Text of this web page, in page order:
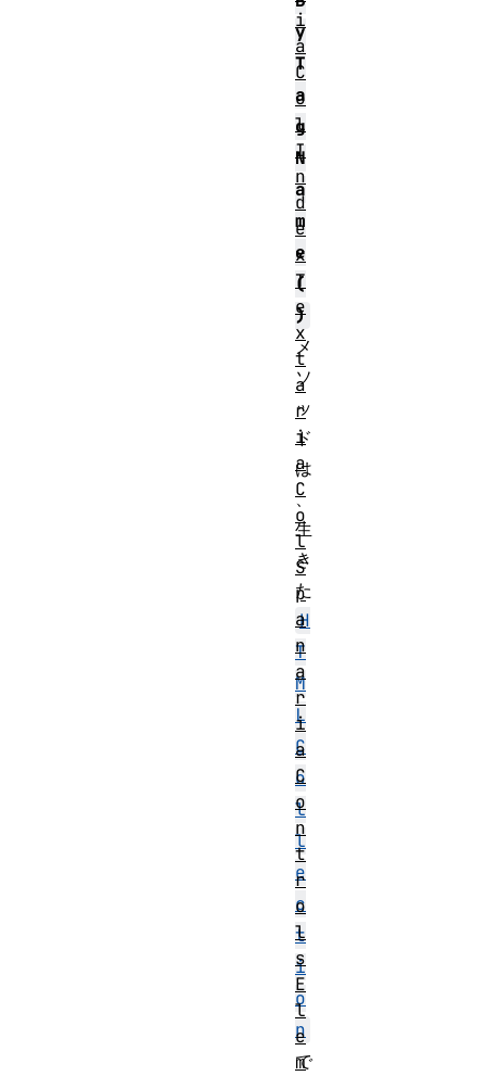
y
T
a
g
N
a
m
e
(
)
メ
ソ
ッ
ド
は
、
生
き
た
H
T
M
L
C
o
l
l
e
c
t
i
o
n
で
i
a
C
o
l
I
n
d
e
x
T
e
x
t
a
r
i
a
C
o
l
S
p
a
n
a
r
i
a
C
o
n
t
r
o
l
s
E
l
e
m